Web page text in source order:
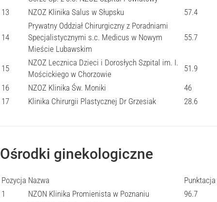
13
NZOZ Klinika Salus w Słupsku 57.4
14
Prywatny Oddział Chirurgiczny z Poradniami
Specjalistycznymi s.c. Medicus w Nowym
Mieście Lubawskim
55.7
15
NZOZ Lecznica Dzieci i Dorosłych Szpital im. I.
Mościckiego w Chorzowie
51.9
16
NZOZ Klinika Św. Moniki
46
17
Klinika Chirurgii Plastycznej Dr Grzesiak 28.6
Ośrodki ginekologiczne
Pozycja Nazwa
Punktacja
1
NZON Klinika Promienista w Poznaniu
96.7